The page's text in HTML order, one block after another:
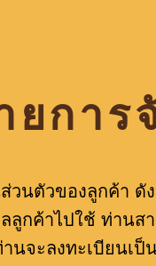
ยกา
วนตัวของลูกค้า
กค้าไปใช้ ท่านส
นจะลงทะเบียนเ